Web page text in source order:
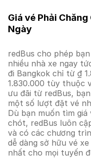
Giá vé Phải
Ngày
redBus cho phép
nhiều nhà xe ngay
đi Bangkok chỉ từ ₫
1.830.000 tùy thuộc
ưu đãi từ redBus,
một số lượt đặt vé
Dù bạn muốn tìm
chót, redBus luôn
và có các chương
dễ dàng sở hữu vé
nhất cho mọi tuyến